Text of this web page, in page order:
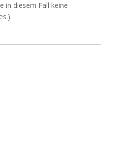
in diesem Fall keine